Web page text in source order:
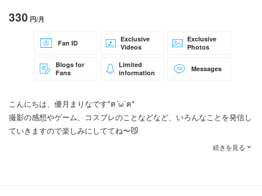
330 円/月
Fan ID
Exclusive
Videos
Exclusive
Photos
Blogs for
Fans
Limited
information
Messages
こんにちは、優月まりなです*ฅ´ω`ฅ*
撮影の感想やゲーム、コスプレのことなどなど、いろんなことを発信し
ていきますので楽しみにしててね〜😼
続きを見る